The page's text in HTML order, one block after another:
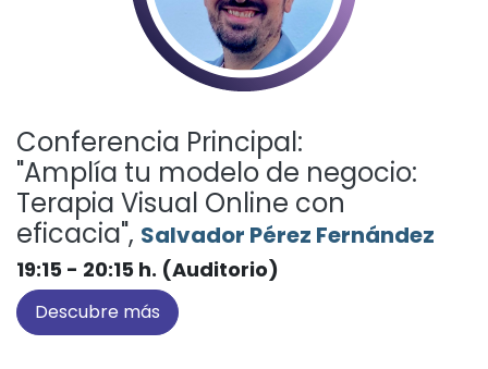
Conferencia Principal:
"Amplía tu modelo de negocio:
Terapia Visual Online con
eficacia", Salvador Pérez Fernández
19:15 - 20:15 h. (Auditorio)
Descubre más